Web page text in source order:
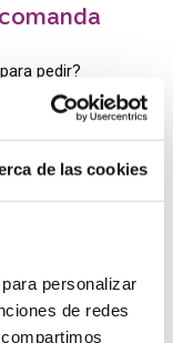
de las cookies
personalizar
de redes
pedir?
beber?
día es…
ya?
César
lo mismo, por